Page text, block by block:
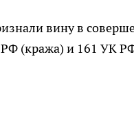
вину в
(кража) и 161 УК